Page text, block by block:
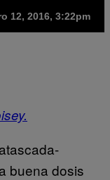
12, 2016, 3:22pm
buena dosis